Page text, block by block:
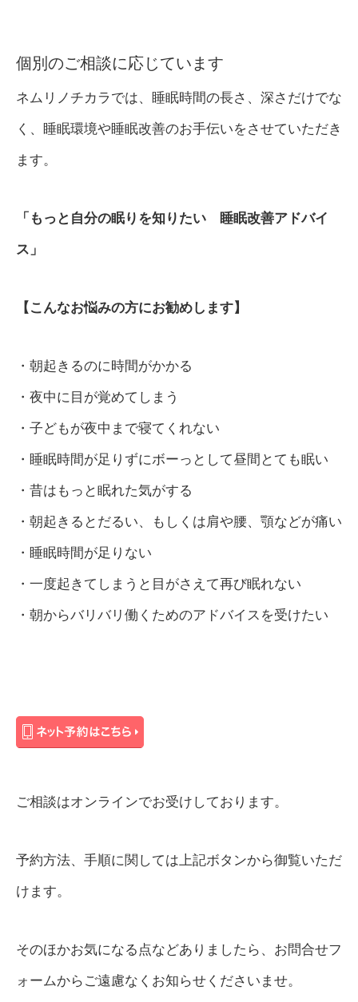
個別のご相談に応じています
ネムリノチカラでは、睡眠時間の長さ、深さだけでな
く、睡眠環境や睡眠改善のお手伝いをさせていただき
ます。
「もっと自分の眠りを知りたい 睡眠改善アドバイ
ス」
【こんなお悩みの方にお勧めします】
・朝起きるのに時間がかかる
・夜中に目が覚めてしまう
・子どもが夜中まで寝てくれない
・睡眠時間が足りずにボーっとして昼間とても眠い
・昔はもっと眠れた気がする
・朝起きるとだるい、もしくは肩や腰、顎などが痛い
・睡眠時間が足りない
・一度起きてしまうと目がさえて再び眠れない
・朝からバリバリ働くためのアドバイスを受けたい
ご相談はオンラインでお受けしております。
予約方法、手順に関しては上記ボタンから御覧いただ
けます。
そのほかお気になる点などありましたら、お問合せフ
ォームからご遠慮なくお知らせくださいませ。